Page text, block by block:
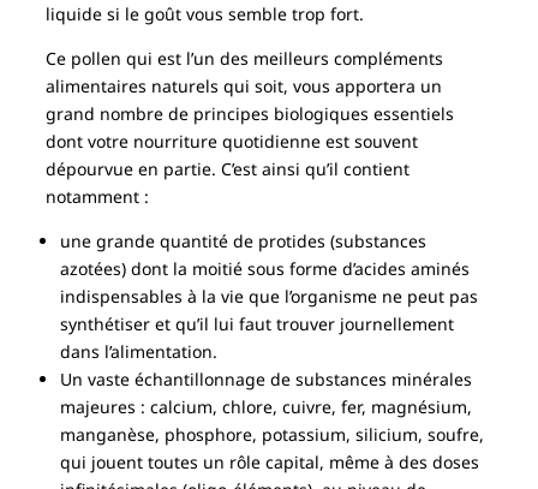
liquide si le goût vous semble trop fort.
Ce pollen qui est l’un des meilleurs compléments
alimentaires naturels qui soit, vous apportera un
grand nombre de principes biologiques essentiels
dont votre nourriture quotidienne est souvent
dépourvue en partie. C’est ainsi qu’il contient
notamment :
une grande quantité de protides (substances
azotées) dont la moitié sous forme d’acides aminés
indispensables à la vie que l’organisme ne peut pas
synthétiser et qu’il lui faut trouver journellement
dans l’alimentation.
Un vaste échantillonnage de substances minérales
majeures : calcium, chlore, cuivre, fer, magnésium,
manganèse, phosphore, potassium, silicium, soufre,
qui jouent toutes un rôle capital, même à des doses